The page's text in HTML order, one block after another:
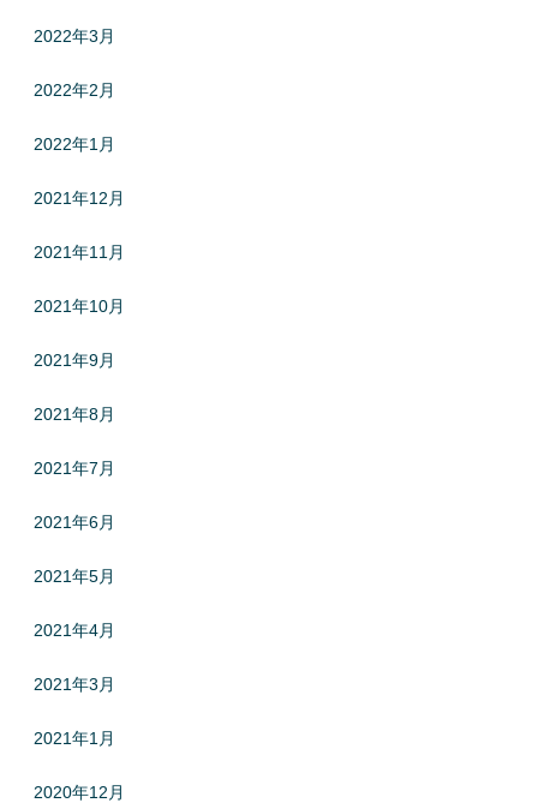
2022年3月
2022年2月
2022年1月
2021年12月
2021年11月
2021年10月
2021年9月
2021年8月
2021年7月
2021年6月
2021年5月
2021年4月
2021年3月
2021年1月
2020年12月